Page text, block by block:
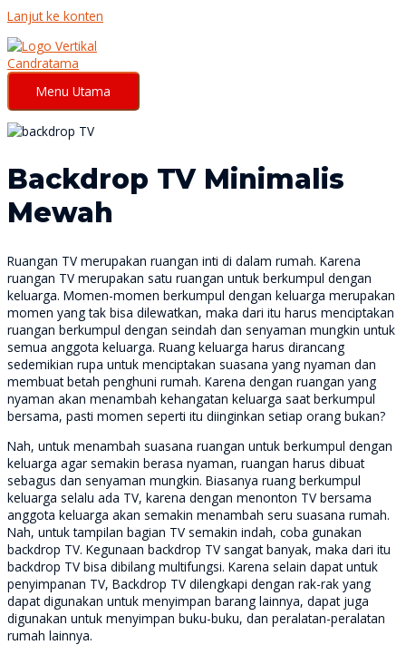
Lanjut ke konten
Menu Utama
Backdrop TV Minimalis
Mewah
Ruangan TV merupakan ruangan inti di dalam rumah. Karena
ruangan TV merupakan satu ruangan untuk berkumpul dengan
keluarga. Momen-momen berkumpul dengan keluarga merupakan
momen yang tak bisa dilewatkan, maka dari itu harus menciptakan
ruangan berkumpul dengan seindah dan senyaman mungkin untuk
semua anggota keluarga. Ruang keluarga harus dirancang
sedemikian rupa untuk menciptakan suasana yang nyaman dan
membuat betah penghuni rumah. Karena dengan ruangan yang
nyaman akan menambah kehangatan keluarga saat berkumpul
bersama, pasti momen seperti itu diinginkan setiap orang bukan?
Nah, untuk menambah suasana ruangan untuk berkumpul dengan
keluarga agar semakin berasa nyaman, ruangan harus dibuat
sebagus dan senyaman mungkin. Biasanya ruang berkumpul
keluarga selalu ada TV, karena dengan menonton TV bersama
anggota keluarga akan semakin menambah seru suasana rumah.
Nah, untuk tampilan bagian TV semakin indah, coba gunakan
backdrop TV. Kegunaan backdrop TV sangat banyak, maka dari itu
backdrop TV bisa dibilang multifungsi. Karena selain dapat untuk
penyimpanan TV, Backdrop TV dilengkapi dengan rak-rak yang
dapat digunakan untuk menyimpan barang lainnya, dapat juga
digunakan untuk menyimpan buku-buku, dan peralatan-peralatan
rumah lainnya.